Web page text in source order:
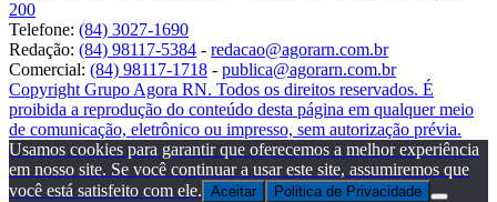
200
Telefone: (84) 3027-1690
Redação: (84) 98117-5384 - redacao@agorarn.com.br
Comercial: (84) 98117-1718 - publica@agorarn.com.br
Copyright Grupo Agora RN. Todos os direitos reservados. É
proibida a reprodução do conteúdo desta página em qualquer meio
de comunicação, eletrônico ou impresso, sem autorização prévia.
Usamos cookies para garantir que oferecemos a melhor experiência
em nosso site. Se você continuar a usar este site, assumiremos que
você está satisfeito com ele. Aceitar Politica de Privacidade